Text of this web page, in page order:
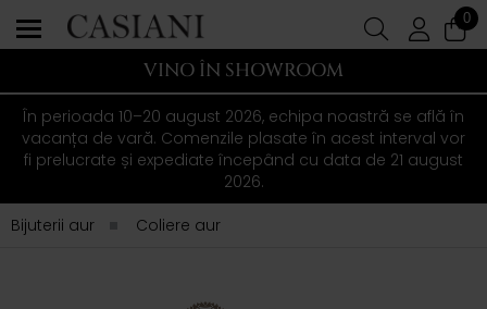
0
VINO ÎN SHOWROOM
În perioada 10–20 august 2026, echipa noastră se află în
vacanța de vară. Comenzile plasate în acest interval vor
fi prelucrate și expediate începând cu data de 21 august
2026.
Bijuterii aur
Coliere aur